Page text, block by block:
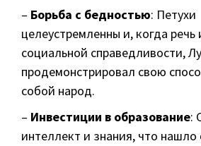
– Борьба с бедностью: Петухи
целеустремленны и, когда речь
социальной справедливости,
продемонстрировал свою
собой народ.
– Инвестиции в образование:
интеллект и знания, что нашло